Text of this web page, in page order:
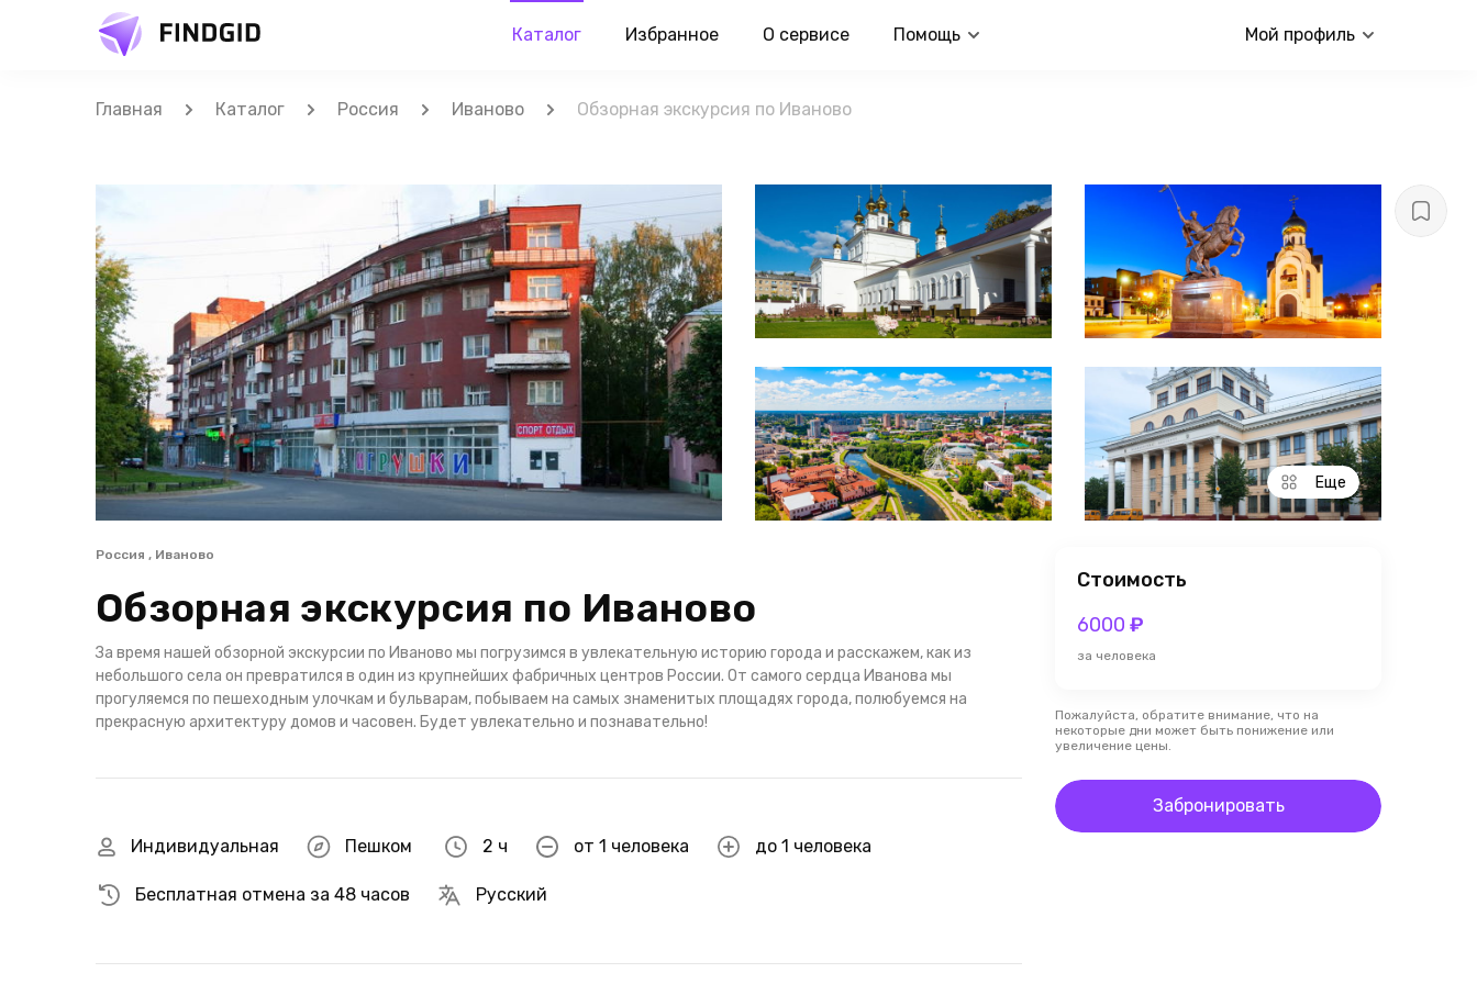
Каталог Избранное О сервисе Помощь Мой профиль
Главная Каталог Россия Иваново Обзорная экскурсия по Иваново
Еще
Россия , Иваново
Обзорная экскурсия по Иваново
За время нашей обзорной экскурсии по Иваново мы погрузимся в увлекательную историю города и расскажем, как из
небольшого села он превратился в один из крупнейших фабричных центров России. От самого сердца Иванова мы
прогуляемся по пешеходным улочкам и бульварам, побываем на самых знаменитых площадях города, полюбуемся на
прекрасную архитектуру домов и часовен. Будет увлекательно и познавательно!
Индивидуальная Пешком 2 ч от 1 человека до 1 человека
Бесплатная отмена за 48 часов Русский
Стоимость
6000 ₽
за человека
Пожалуйста, обратите внимание, что на
некоторые дни может быть понижение или
увеличение цены.
Забронировать